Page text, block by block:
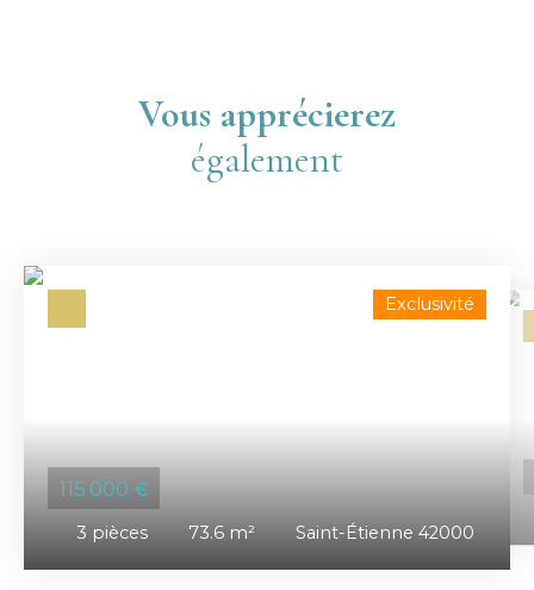
Vous apprécierez
également
115 000 €
3 pièces 73.6 m² Saint-Étienne 42000
Exclusivité